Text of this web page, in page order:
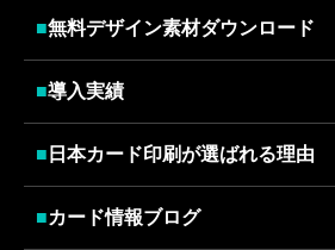
■無料デザイン素材ダウンロード
■導入実績
■ 日本カード印刷が選ばれる理由
■カード情報ブログ